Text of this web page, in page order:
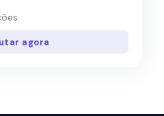
agora